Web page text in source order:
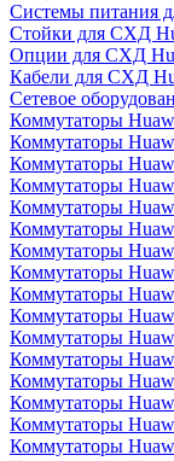
Системы питания
Стойки для СХД
Опции для СХД
Кабели для СХД
Сетевое
Коммутаторы
Коммутаторы
Коммутаторы
Коммутаторы
Коммутаторы
Коммутаторы
Коммутаторы
Коммутаторы
Коммутаторы
Коммутаторы
Коммутаторы
Коммутаторы
Коммутаторы
Коммутаторы
Коммутаторы
Коммутаторы